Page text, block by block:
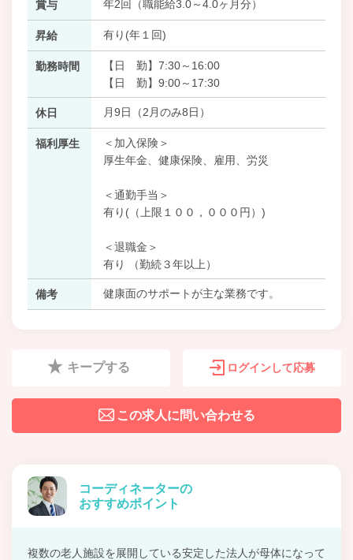
賞与 年2回（職能給3.0～4.0ヶ月分）
昇給 有り(年１回)
勤務時間
【日 勤】7:30～16:00
【日 勤】9:00～17:30
休日 月9日（2月のみ8日）
福利厚生
＜加入保険＞
厚生年金、健康保険、雇用、労災
＜通勤手当＞
有り(（上限１００，０００円）)
＜退職金＞
有り （勤続３年以上）
備考 健康面のサポートが主な業務です。
キープする ログインして応募
この求人に問い合わせる
コーディネーターの
おすすめポイント
複数の老人施設を展開している安定した法人が母体になって